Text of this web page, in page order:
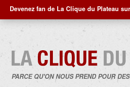
Devenez fan de La Clique du Plateau
PARCE QU'ON NOUS PREND POUR